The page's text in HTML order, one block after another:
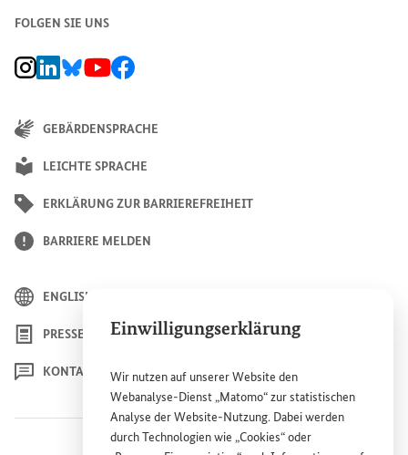
Einwilligungserklärung
Wir nutzen auf unsererWebsite den
Webanalyse-Dienst „Matomo“ zur statistischen
Analyse derWebsite-Nutzung. Dabei werden
durch Technologien wie „Cookies“ oder
FOLGEN SIE UNS
BMZ Instagram-Kanal, Externer Link
BMZ LinkedIn Unternehmensseite, Externer Link
BMZ Bluesky-Seite, Externer Link
BMZ Youtube-Kanal, Externer Link
BMZ Facebook-Seite, Externer Link
GEBÄRDENSPRACHE
LEICHTE SPRACHE
ERKLÄRUNG ZUR BARRIEREFREIHEIT
BARRIERE MELDEN
ENGLISH
PRESSE
KONTAKT